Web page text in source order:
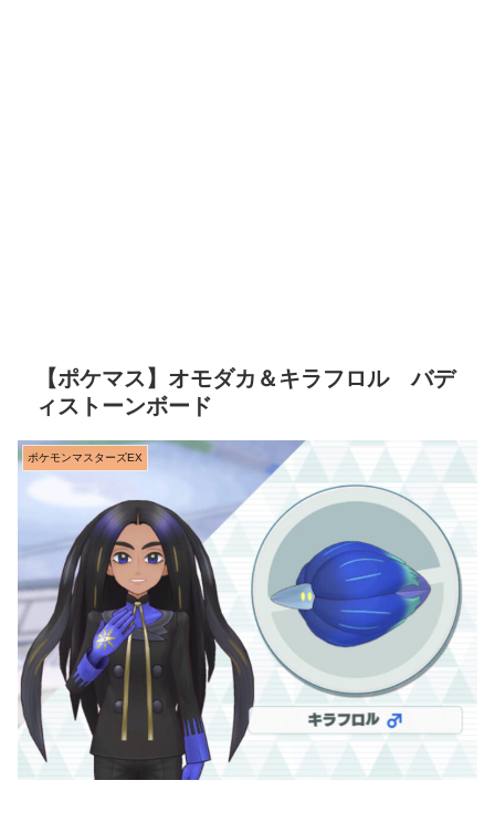
【ポケマス】オモダカ＆キラフロル バデ
ィストーンボード
ポケモンマスターズEX